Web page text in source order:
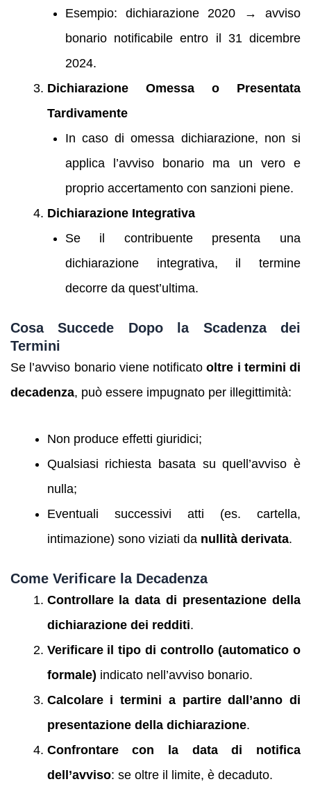
Esempio: dichiarazione 2020 → avviso
bonario notificabile entro il 31 dicembre
2024.
Dichiarazione Omessa o Presentata
Tardivamente
In caso di omessa dichiarazione, non si
applica l’avviso bonario ma un vero e
proprio accertamento con sanzioni piene.
Dichiarazione Integrativa
Se il contribuente presenta una
dichiarazione integrativa, il termine
decorre da quest’ultima.
Cosa Succede Dopo la Scadenza dei
Termini
Se l’avviso bonario viene notificatooltre i termini di
decadenza, può essere impugnato per illegittimità:
Non produce effetti giuridici;
Qualsiasi richiesta basata su quell’avviso è
nulla;
Eventuali successivi atti (es. cartella,
intimazione) sono viziati da nullità derivata.
Come Verificare la Decadenza
Controllare la data di presentazione della
dichiarazione dei redditi.
Verificare il tipo di controllo (automatico o
formale) indicato nell’avviso bonario.
Calcolare i termini a partire dall’anno di
presentazione della dichiarazione.
Confrontare con la data di notifica
dell’avviso: se oltre il limite, è decaduto.